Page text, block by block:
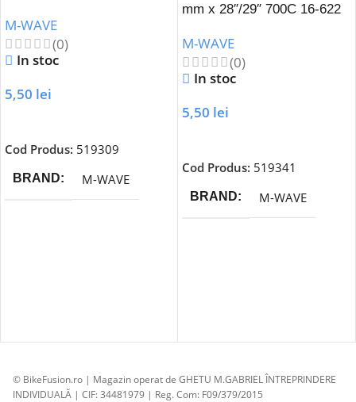
M-WAVE
(0)
In stoc
5,50 lei
Cod Produs: 519309
BRAND M-WAVE
mm x 28″/29″ 700C 16-622
M-WAVE
(0)
In stoc
5,50 lei
Cod Produs: 519341
BRAND M-WAVE
© BikeFusion.ro | Magazin operat de GHETU M.GABRIEL ÎNTREPRINDERE
INDIVIDUALĂ | CIF: 34481979 | Reg. Com: F09/379/2015